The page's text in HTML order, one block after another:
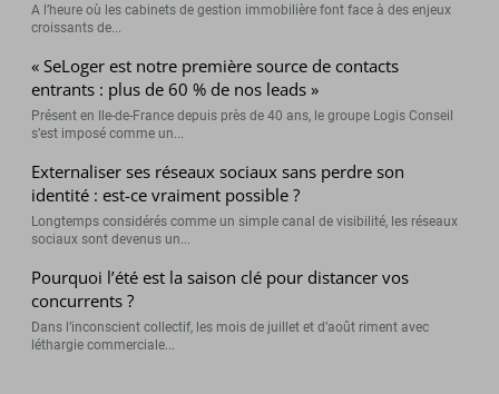
A l’heure où les cabinets de gestion immobilière font face à des enjeux
croissants de...
« SeLoger est notre première source de contacts
entrants : plus de 60 % de nos leads »
Présent en Ile-de-France depuis près de 40 ans, le groupe Logis Conseil
s’est imposé comme un...
Externaliser ses réseaux sociaux sans perdre son
identité : est-ce vraiment possible ?
Longtemps considérés comme un simple canal de visibilité, les réseaux
sociaux sont devenus un...
Pourquoi l’été est la saison clé pour distancer vos
concurrents ?
Dans l’inconscient collectif, les mois de juillet et d’août riment avec
léthargie commerciale...